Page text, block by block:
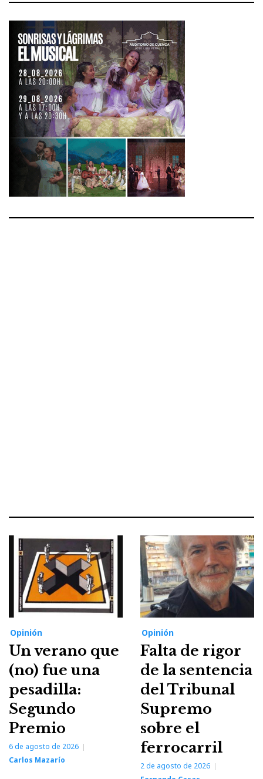
Opinión
Un verano que
(no) fue una
pesadilla:
Segundo
Premio
6 de agosto de 2026
Carlos Mazarío
Opinión
Falta de rigor
de la sentencia
del Tribunal
Supremo
sobre el
ferrocarril
2 de agosto de 2026